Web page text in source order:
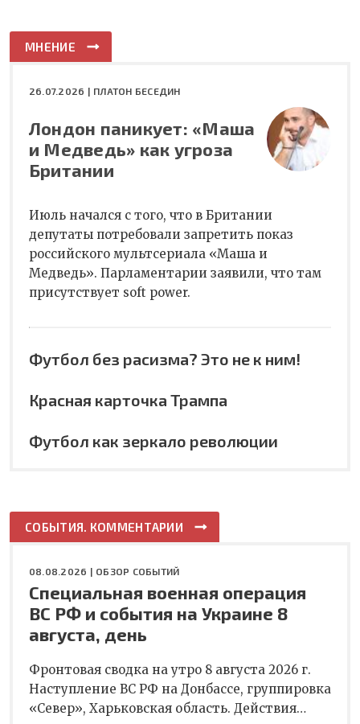
МНЕНИЕ
26.07.2026 | ПЛАТОН БЕСЕДИН
Лондон паникует: «Маша
и Медведь» как угроза
Британии
Июль начался с того, что в Британии
депутаты потребовали запретить показ
российского мультсериала «Маша и
Медведь». Парламентарии заявили, что там
присутствует soft power.
Футбол без расизма? Это не к ним!
Красная карточка Трампа
Футбол как зеркало революции
СОБЫТИЯ. КОММЕНТАРИИ
08.08.2026 | ОБЗОР СОБЫТИЙ
Специальная военная операция
ВС РФ и события на Украине 8
августа, день
Фронтовая сводка на утро 8 августа 2026 г.
Наступление ВС РФ на Донбассе, группировка
«Север», Харьковская область. Действия…